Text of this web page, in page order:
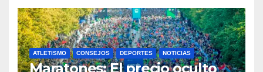
ATLETISMO CONSEJOS DEPORTES NOTICIAS
Maratones: El precio oculto